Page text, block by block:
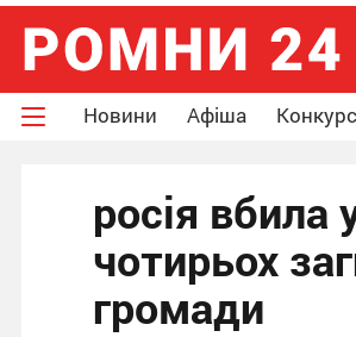
Новини Афіша
росія
чотирьох
громади